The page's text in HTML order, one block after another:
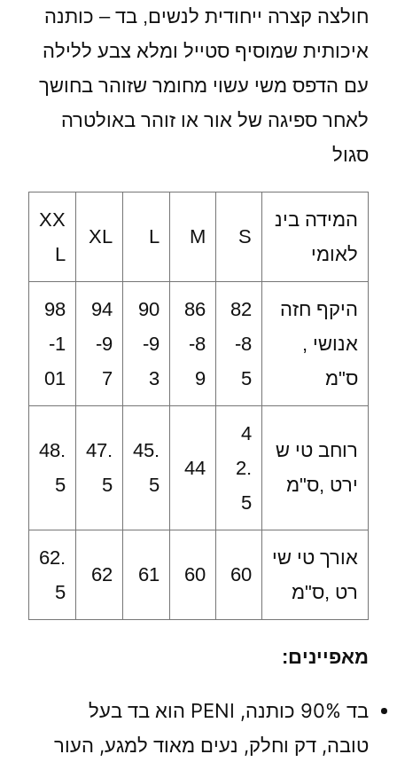
חולצה קצרה ייחודית לנשים, בד – כותנה
איכותית שמוסיף סטייל ומלא צבע ללילה
עם הדפס משי עשוי מחומר שזוהר בחושך
לאחר ספיגה של אור או זוהר באולטרה
סגול
המידה בינ
לאומי
S
M
L
XL
XX
L
היקף חזה
אנושי ,
ס"מ
82
-8
5
86
-8
9
90
-9
3
94
-9
7
98
-1
01
רוחב טי ש
ירט ,ס"מ
4
2.
5
44
45.
5
47.
5
48.
5
אורך טי שי
רט ,ס"מ
60
60
61
62
62.
5
מאפיינים:
בד 90% כותנה, PENI הוא בד בעל
טובה, דק וחלק, נעים מאוד למגע, העור